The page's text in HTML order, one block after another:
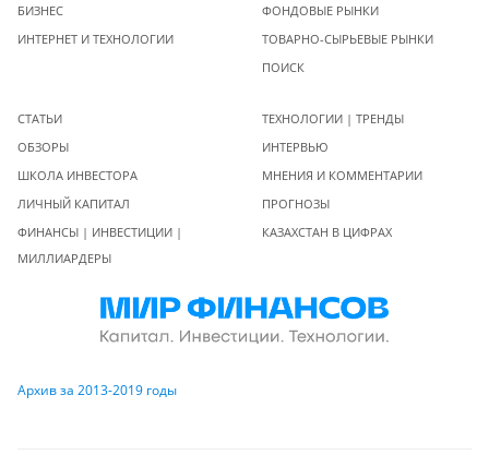
БИЗНЕС
ИНТЕРНЕТ И ТЕХНОЛОГИИ
ФОНДОВЫЕ РЫНКИ
ТОВАРНО-СЫРЬЕВЫЕ РЫНКИ
ПОИСК
СТАТЬИ
ОБЗОРЫ
ШКОЛА ИНВЕСТОРА
ЛИЧНЫЙ КАПИТАЛ
ФИНАНСЫ | ИНВЕСТИЦИИ |
МИЛЛИАРДЕРЫ
ТЕХНОЛОГИИ | ТРЕНДЫ
ИНТЕРВЬЮ
МНЕНИЯ И КОММЕНТАРИИ
ПРОГНОЗЫ
КАЗАХСТАН В ЦИФРАХ
Архив за 2013-2019 годы